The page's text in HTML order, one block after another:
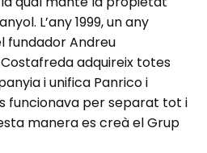
L’any 1999, un any
fundador Andreu
adquireix totes
i unifica Panrico i
funcionava per separat tot i
manera es creà el Grup